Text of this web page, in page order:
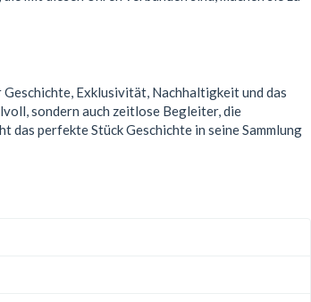
Exklusivität, Nachhaltigkeit und das
sondern auch zeitlose Begleiter, die
perfekte Stück Geschichte in seine Sammlung